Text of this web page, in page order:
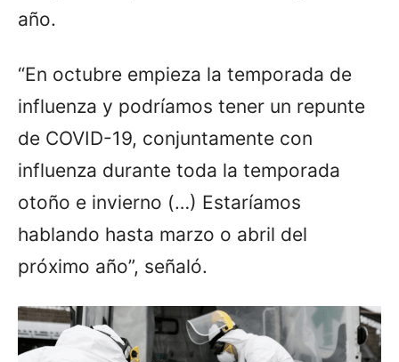
año.
“En octubre empieza la temporada de
influenza y podríamos tener un repunte
de COVID-19, conjuntamente con
influenza durante toda la temporada
otoño e invierno (…) Estaríamos
hablando hasta marzo o abril del
próximo año”, señaló.